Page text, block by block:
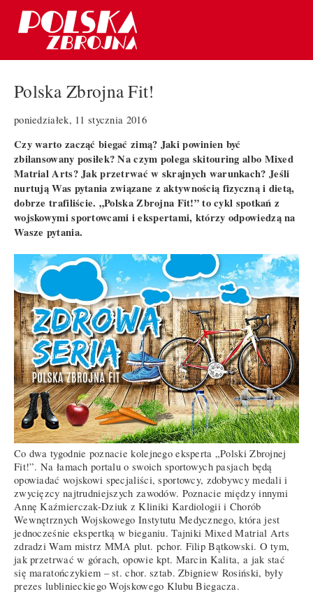
Polska Zbrojna Fit!
poniedziałek, 11 stycznia 2016
Czy warto zacząć biegać zimą? Jaki powinien być
zbilansowany posiłek? Na czym polega skitouring albo Mixed
Matrial Arts? Jak przetrwać w skrajnych warunkach? Jeśli
nurtują Was pytania związane z aktywnością fizyczną i dietą,
dobrze trafiliście. „Polska Zbrojna Fit!” to cykl spotkań z
wojskowymi sportowcami i ekspertami, którzy odpowiedzą na
Wasze pytania.
Co dwa tygodnie poznacie kolejnego eksperta „Polski Zbrojnej
Fit!”. Na łamach portalu o swoich sportowych pasjach będą
opowiadać wojskowi specjaliści, sportowcy, zdobywcy medali i
zwycięzcy najtrudniejszych zawodów. Poznacie między innymi
Annę Kaźmierczak-Dziuk z Kliniki Kardiologii i Chorób
Wewnętrznych Wojskowego Instytutu Medycznego, która jest
jednocześnie ekspertką w bieganiu. Tajniki Mixed Matrial Arts
zdradzi Wam mistrz MMA plut. pchor. Filip Bątkowski. O tym,
jak przetrwać w górach, opowie kpt. Marcin Kalita, a jak stać
się maratończykiem – st. chor. sztab. Zbigniew Rosiński, były
prezes lublinieckiego Wojskowego Klubu Biegacza.